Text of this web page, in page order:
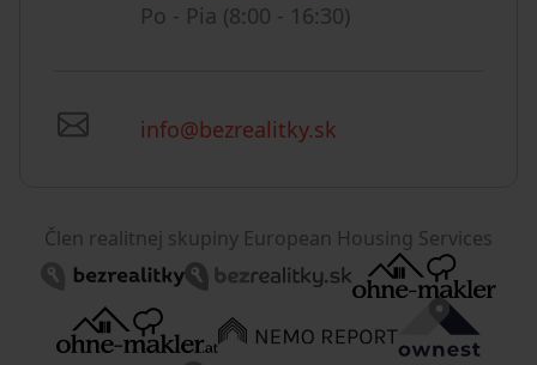
Po - Pia (8:00 - 16:30)
info@bezrealitky.sk
Člen realitnej skupiny European Housing Services